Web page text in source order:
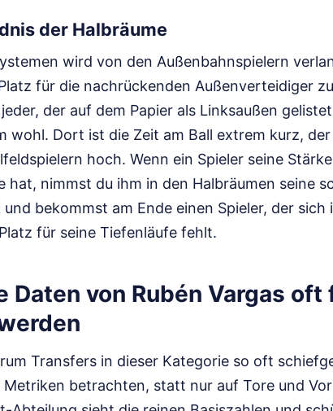
der Halbräume
wird von den Außenbahnspielern
für die nachrückenden Außenverteidiger
der auf dem Papier als Linksaußen
wohl. Dort ist die Zeit am Ball extrem kurz,
hoch. Wenn ein Spieler seine
hat, nimmst du ihm in den Halbräumen seine
bekommst am Ende einen Spieler, der sich
für seine Tiefenläufe fehlt.
Daten von Rubén Vargas oft
Transfers in dieser Kategorie so oft
betrachten, statt nur auf Tore und